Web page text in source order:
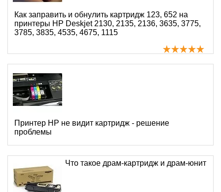
Как заправить и обнулить картридж 123, 652 на
принтеры HP Deskjet 2130, 2135, 2136, 3635, 3775,
3785, 3835, 4535, 4675, 1115
Принтер HP не видит картридж - решение
проблемы
Что такое драм-картридж и драм-юнит